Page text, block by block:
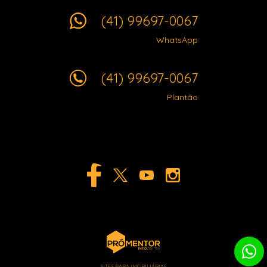
(41) 99697-0067
WhatsApp
(41) 99697-0067
Plantão